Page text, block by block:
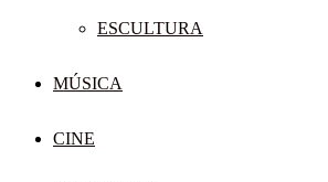
ESCULTURA
MÚSICA
CINE